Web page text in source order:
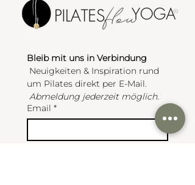
Bleib mit uns in Verbindung
Neuigkeiten & Inspiration rund
um Pilates direkt per E-Mail.
Abmeldung jederzeit möglich.
Email *